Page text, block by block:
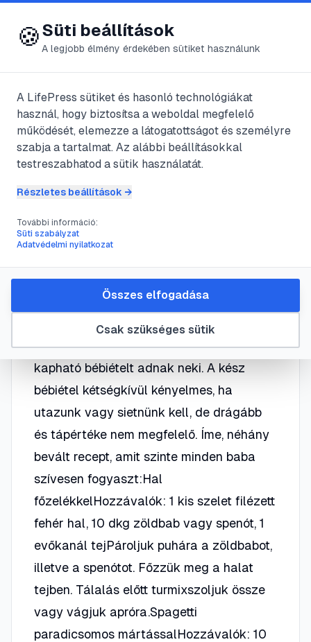
😍 LifePress
@BERKICS
2023. január 13. ·3perc olvasás
Babakonyha –
receptek babák
számára
#baba #család #evés #főzés
A szülők maguk döntik el, hogy otthon
készítik-e el a baba ételét vagy készen
kapható bébiételt adnak neki. A kész
bébiétel kétségkívül kényelmes, ha
utazunk vagy sietnünk kell, de drágább
és tápértéke nem megfelelő. Íme, néhány
bevált recept, amit szinte minden baba
szívesen fogyaszt:Hal
főzelékkelHozzávalók: 1 kis szelet filézett
fehér hal, 10 dkg zöldbab vagy spenót, 1
evőkanál tejPároljuk puhára a zöldbabot,
illetve a spenótot. Főzzük meg a halat
tejben. Tálalás előtt turmixszoljuk össze
vagy vágjuk apróra.Spagetti
paradicsomos mártássalHozzávalók: 10
🍪Süti beállítások
A legjobb élmény érdekében sütiket használunk
A LifePress sütiket és hasonló technológiákat
használ, hogy biztosítsa a weboldal megfelelő
működését, elemezze a látogatottságot és személyre
szabja a tartalmat. Az alábbi beállításokkal
testreszabhatod a sütik használatát.
Részletes beállítások →
További információ:
Süti szabályzat
Adatvédelmi nyilatkozat
Csak szükséges sütik
Összes elfogadása